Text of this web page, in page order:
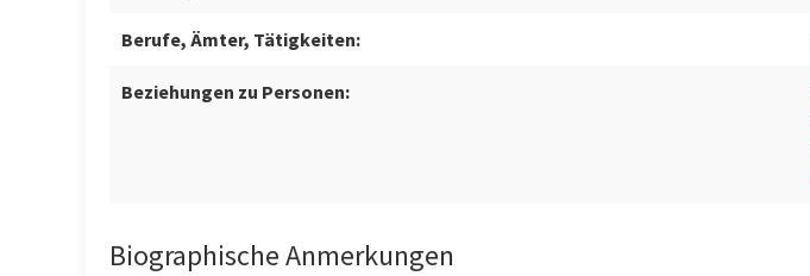
Berufe, Ämter, Tätigkeiten:
Beziehungen zu Personen:
Biographische Anmerkungen